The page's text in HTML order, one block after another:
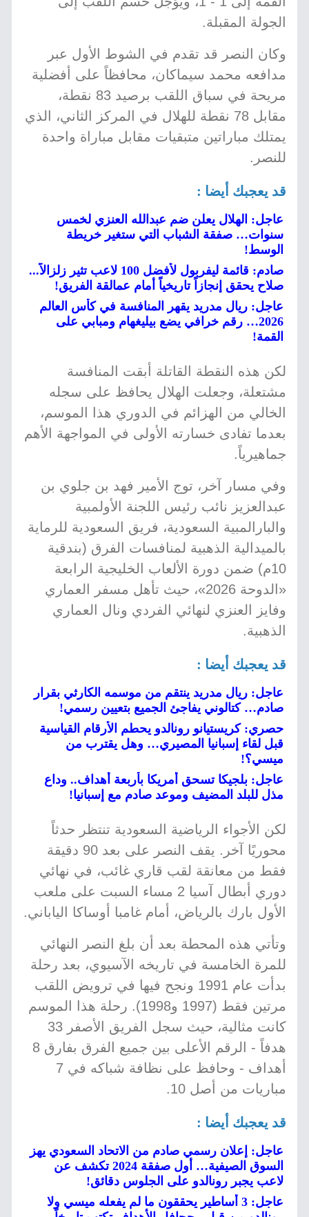
الجولة المقبلة.
وكان النصر قد تقدم في الشوط الأول عبر
مدافعه محمد سيماكان، محافظاً على أفضلية
مريحة في سباق اللقب برصيد 83 نقطة،
مقابل 78 نقطة للهلال في المركز الثاني، الذي
يمتلك مباراتين متبقيات مقابل مباراة واحدة
للنصر.
قد يعجبك أيضا :
عاجل: الهلال يعلن ضم عبدالله العنزي لخمس
سنوات… صفقة الشباب التي ستغير خريطة
الوسط!
صادم: قائمة ليفربول لأفضل 100 لاعب تثير زلزالاً...
صلاح يحقق إنجازاً تاريخياً أمام عمالقة الفريق!
عاجل: ريال مدريد يقهر المنافسة في كأس العالم
2026… رقم خرافي يضع بيليغهام ومبابي على
القمة!
لكن هذه النقطة القاتلة أبقت المنافسة
مشتعلة، وجعلت الهلال يحافظ على سجله
الخالي من الهزائم في الدوري هذا الموسم،
بعدما تفادى خسارته الأولى في المواجهة الأهم
جماهيرياً.
وفي مسار آخر، توج الأمير فهد بن جلوي بن
عبدالعزيز نائب رئيس اللجنة الأولمبية
والبارالمبية السعودية، فريق السعودية للرماية
بالميدالية الذهبية لمنافسات الفرق (بندقية
10م) ضمن دورة الألعاب الخليجية الرابعة
«الدوحة 2026»، حيث تأهل مسفر العماري
وفايز العنزي لنهائي الفردي ونال العماري
الذهبية.
قد يعجبك أيضا :
عاجل: ريال مدريد ينتقم من موسمه الكارثي بقرار
صادم… كتالوني يفاجئ الجميع بتعيين رسمي!
حصري: كريستيانو رونالدو يحطم الأرقام القياسية
قبل لقاء إسبانيا المصيري… وهل يقترب من
ميسي؟!
عاجل: بلجيكا تسحق أمريكا بأربعة أهداف.. وداع
مذل للبلد المضيف وموعد صادم مع إسبانيا!
لكن الأجواء الرياضية السعودية تنتظر حدثاً
محوريًا آخر. يقف النصر على بعد 90 دقيقة
فقط من معانقة لقب قاري غائب، في نهائي
دوري أبطال آسيا 2 مساء السبت على ملعب
الأول بارك بالرياض، أمام غامبا أوساكا الياباني.
وتأتي هذه المحطة بعد أن بلغ النصر النهائي
للمرة الخامسة في تاريخه الآسيوي، بعد رحلة
بدأت عام 1991 ونجح فيها في ترويض اللقب
مرتين فقط (1997 و1998). رحلة هذا الموسم
كانت مثالية، حيث سجل الفريق الأصفر 33
هدفاً - الرقم الأعلى بين جميع الفرق بفارق 8
أهداف - وحافظ على نظافة شباكه في 7
مباريات من أصل 10.
قد يعجبك أيضا :
عاجل: إعلان رسمي صادم من الاتحاد السعودي يهز
السوق الصيفية… أول صفقة 2024 تكشف عن
لاعب يجبر رونالدو على الجلوس دقائق!
عاجل: 3 أساطير يحققون ما لم يفعله ميسي ولا